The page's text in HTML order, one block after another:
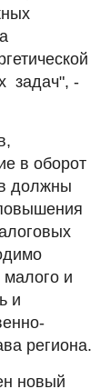
задач", -
в оборот
должны
малого и
и
региона.
новый